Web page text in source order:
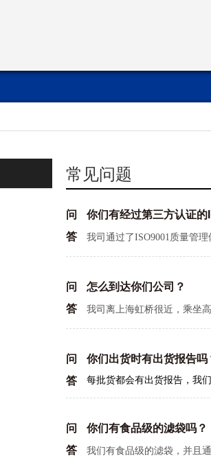
常见问题
问
你们有经过第三方认证
答
我司通过了ISO9001质量管理
问
怎么到达你们公司？
答
我司离上海虹桥很近，乘坐
问
你们出货时有出货报告吗
答
每批货都会有出货报告，我
问
你们有食品级的滤袋吗？
答
我们有食品级的滤袋，并且